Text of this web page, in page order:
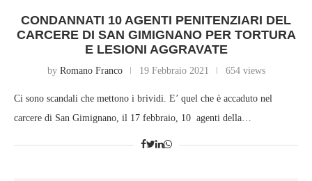
CONDANNATI 10 AGENTI PENITENZIARI DEL
CARCERE DI SAN GIMIGNANO PER TORTURA
E LESIONI AGGRAVATE
by Romano Franco 19 Febbraio 2021 654 views
Ci sono scandali che mettono i brividi. E’ quel che è accaduto nel
carcere di San Gimignano, il 17 febbraio, 10 agenti della…